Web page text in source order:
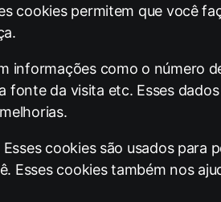
cookies permitem que você
informações como o número
fonte da visita etc. Esses
cookies são usados ​​para
Esses cookies também nos